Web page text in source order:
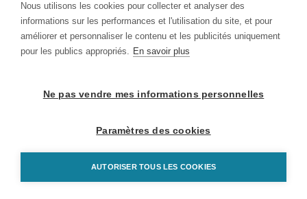
Nous utilisons les cookies pour collecter et analyser des
informations sur les performances et l'utilisation du site, et pour
améliorer et personnaliser le contenu et les publicités uniquement
pour les publics appropriés. En savoir plus
Ne pas vendre mes informations personnelles
Paramètres des cookies
AUTORISER TOUS LES COOKIES